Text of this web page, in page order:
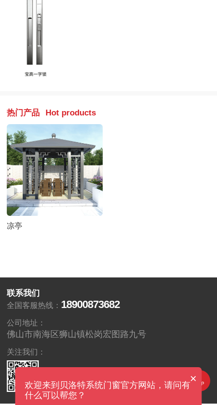
热门产品 Hot products
凉亭
联系我们
全国客服热线： 18900873682
公司地址：
佛山市南海区狮山镇松岗宏图路九号
关注我们：
×
欢迎来到贝洛特系统门窗官方网站，请问有
什么可以帮您？